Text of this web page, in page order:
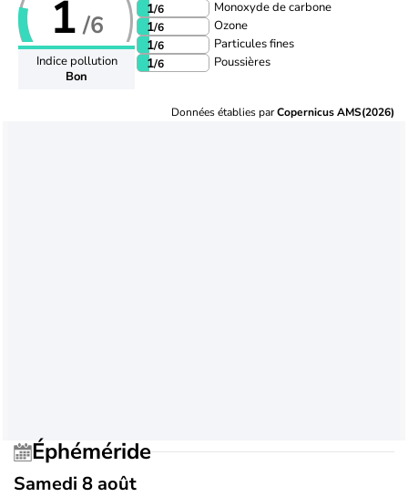
1 /6
Indice pollution
Bon
1/6 Monoxyde de carbone
1/6 Ozone
1/6 Particules fines
1/6 Poussières
Données établies parCopernicus AMS(2026)
Éphéméride
Samedi 8 août